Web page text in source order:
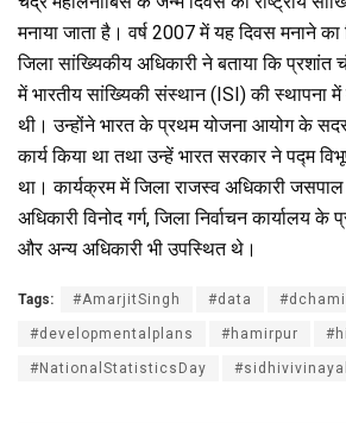
मनाया जाता है। वर्ष 2007 में यह दिवस मनाने का
जिला सांख्यिकीय अधिकारी ने बताया कि प्रशांत
में भारतीय सांख्यिकी संस्थान (ISI) की स्थापना में
थी। उन्होंने भारत के प्रथम योजना आयोग के
कार्य किया था तथा उन्हें भारत सरकार ने पद्म
था। कार्यक्रम में जिला राजस्व अधिकारी जसपाल
अधिकारी विनोद गर्ग, जिला निर्वाचन कार्यालय के
और अन्य अधिकारी भी उपस्थित थे।
Tags: #AmarjitSingh #data
#developmentalplans #hamirpur
#NationalStatisticsDay